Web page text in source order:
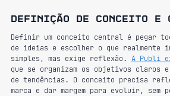
Definição de conceito e
Definir um conceito central é pegar
de ideias e escolher o que realmente
simples, mas exige reflexão. A Publi
que se organizam os objetivos claros
de tendências. O conceito precisa
marca e dar margem para evoluir, sem